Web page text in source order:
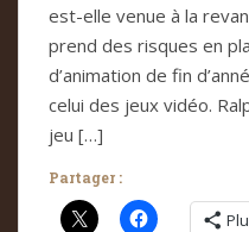
est-elle venue à la
prend des risques en
d’animation de fin
celui des jeux vidéo.
jeu […]
Partager :